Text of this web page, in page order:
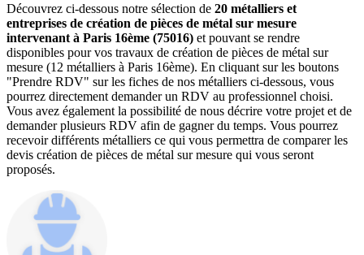
Découvrez ci-dessous notre sélection de 20 métalliers et
entreprises de création de pièces de métal sur mesure
intervenant à Paris 16ème (75016) et pouvant se rendre
disponibles pour vos travaux de création de pièces de métal sur
mesure (12 métalliers à Paris 16ème). En cliquant sur les boutons
"Prendre RDV" sur les fiches de nos métalliers ci-dessous, vous
pourrez directement demander un RDV au professionnel choisi.
Vous avez également la possibilité de nous décrire votre projet et de
demander plusieurs RDV afin de gagner du temps. Vous pourrez
recevoir différents métalliers ce qui vous permettra de comparer les
devis création de pièces de métal sur mesure qui vous seront
proposés.